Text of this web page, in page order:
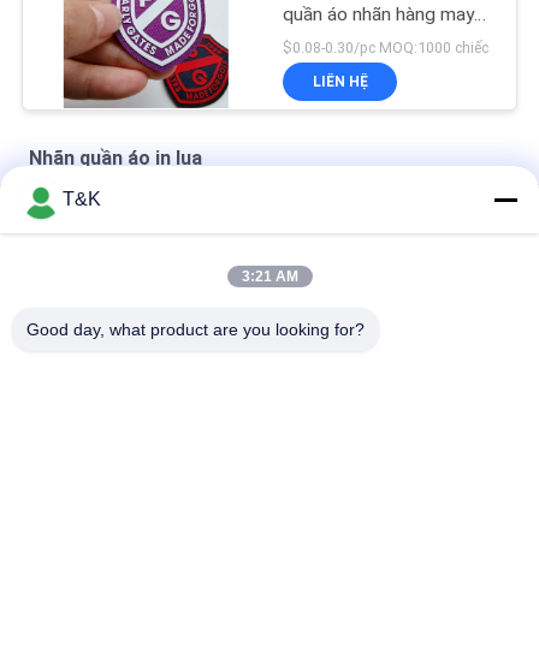
quần áo nhãn hàng may
mặc
$0.08-0.30/pc MOQ:1000 chiếc
LIÊN HỆ
Nhãn quần áo in lụa
Satin Tape Clothing Fabric Labels in ấn logo silicone đúc
T&K
3:21 AM
Good day, what product are you looking for?